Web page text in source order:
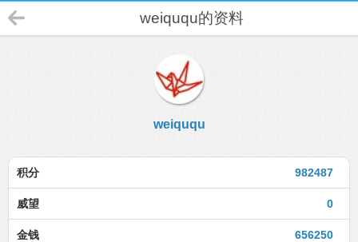
weiququ的资料
weiququ
982487
积分
0
威望
656250
金钱